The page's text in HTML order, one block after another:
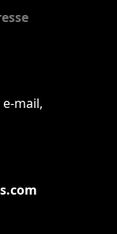
mail,